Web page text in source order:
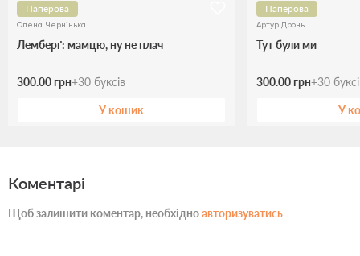
Паперова
Олена Чернінька
Лемберґ: мамцю, ну не плач
300.00 грн+30 буксів
У кошик
Паперова
Артур Дронь
Тут були ми
300.00 грн+30
У
Коментарі
Щоб залишити коментар, необхідноавторизуватись